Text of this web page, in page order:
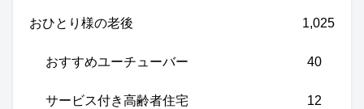
おひとり様の老後 1,025
おすすめユーチューバー 40
サービス付き高齢者住宅 12